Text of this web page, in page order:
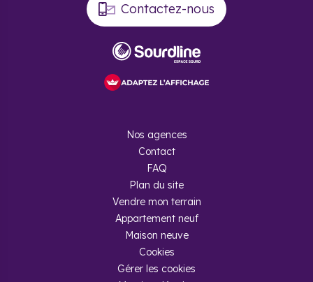
Contactez-nous
Nos agences
Contact
FAQ
Plan du site
Vendre mon terrain
Appartement neuf
Maison neuve
Cookies
Gérer les cookies